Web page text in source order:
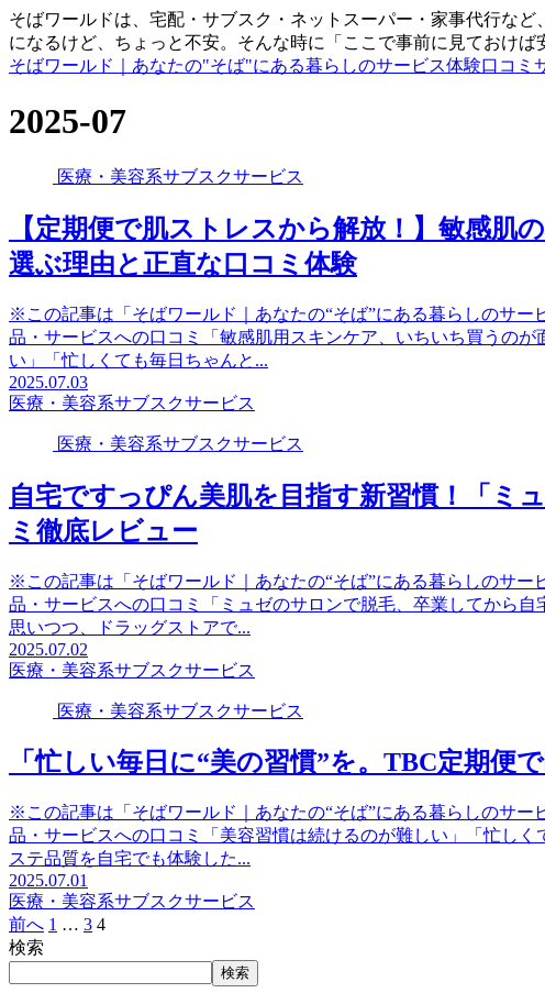
そばワールドは、宅配・サブスク・ネットスーパー・家事代行な
になるけど、ちょっと不安。そんな時に「ここで事前に見ておけば
そばワールド｜あなたの"そば"にある暮らしのサービス体験口コミ
2025-07
医療・美容系サブスクサービス
【定期便で肌ストレスから解放！】敏感肌
選ぶ理由と正直な口コミ体験
※この記事は「そばワールド｜あなたの“そば”にある暮らしのサ
品・サービスへの口コミ「敏感肌用スキンケア、いちいち買うの
い」「忙しくても毎日ちゃんと...
2025.07.03
医療・美容系サブスクサービス
医療・美容系サブスクサービス
自宅ですっぴん美肌を目指す新習慣！「ミ
ミ徹底レビュー
※この記事は「そばワールド｜あなたの“そば”にある暮らしのサ
品・サービスへの口コミ「ミュゼのサロンで脱毛、卒業してから
思いつつ、ドラッグストアで...
2025.07.02
医療・美容系サブスクサービス
医療・美容系サブスクサービス
「忙しい毎日に“美の習慣”を。TBC定期便
※この記事は「そばワールド｜あなたの“そば”にある暮らしのサ
品・サービスへの口コミ「美容習慣は続けるのが難しい」「忙し
ステ品質を自宅でも体験した...
2025.07.01
医療・美容系サブスクサービス
前へ 1 … 3 4
検索
検索